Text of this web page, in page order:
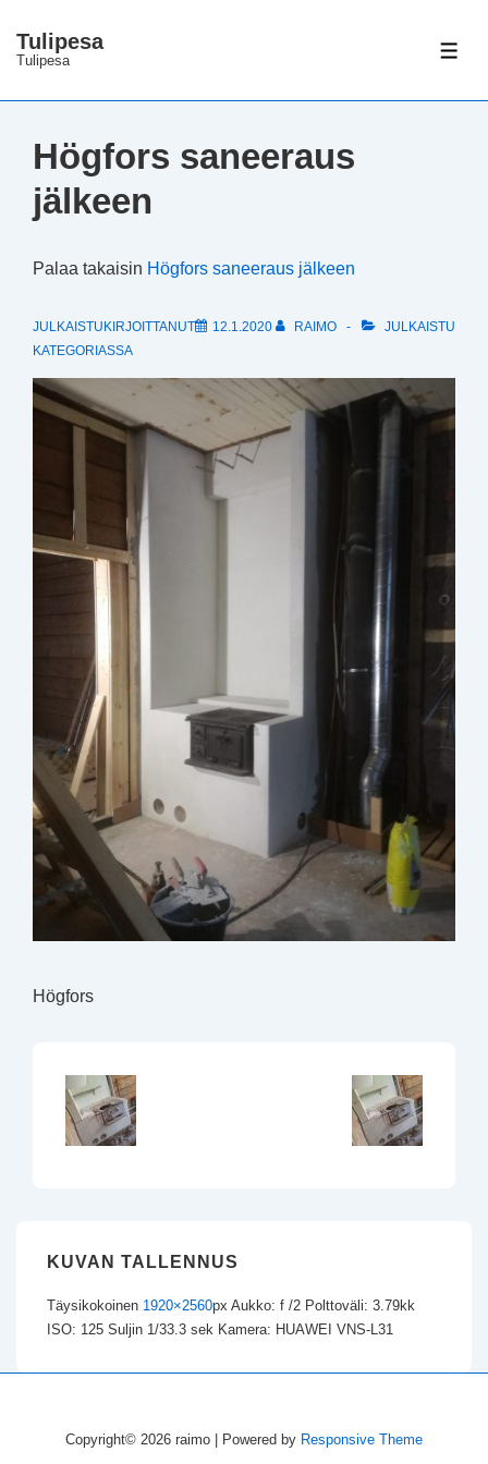
Siirry
pääsisältöön
Tulipesa
Tulipesa
Högfors saneeraus
jälkeen
Palaa takaisin Högfors saneeraus jälkeen
JULKAISTUKIRJOITTANUT 12.1.2020 RAIMO
JULKAISTU
KATEGORIASSA
Högfors
KUVAN TALLENNUS
Täysikokoinen 1920×2560px Aukko: f /2 Polttoväli: 3.79kk
ISO: 125 Suljin 1/33.3 sek Kamera: HUAWEI VNS-L31
Copyright© 2026 raimo | Powered by Responsive Theme